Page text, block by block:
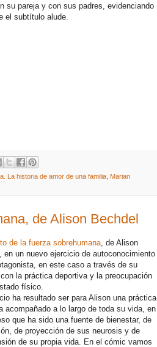
su pareja y con sus padres, evidenciando
el subtítulo alude.
La historia de amor de una familia Marian
de Alison Bechdel
de la fuerza sobrehumana , de Alison
en un nuevo ejercicio de autoconocimiento
en este caso a través de su
la práctica deportiva y la preocupación
físico.
ha resultado ser para Alison una práctica
acompañado a lo largo de toda su vida, en
que ha sido una fuente de bienestar, de
de proyección de sus neurosis y de
de su propia vida. En el cómic vamos